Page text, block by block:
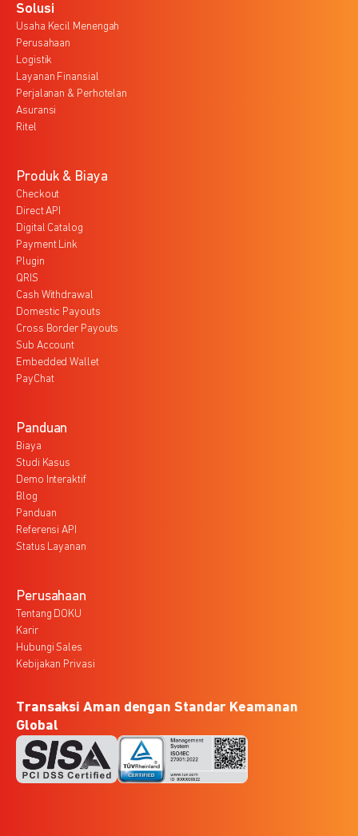
Solusi
Usaha Kecil Menengah
Perusahaan
Logistik
Layanan Finansial
Perjalanan & Perhotelan
Asuransi
Ritel
Produk & Biaya
Checkout
Direct API
Digital Catalog
Payment Link
Plugin
QRIS
Cash Withdrawal
Domestic Payouts
Cross Border Payouts
Sub Account
Embedded Wallet
PayChat
Panduan
Biaya
Studi Kasus
Demo Interaktif
Blog
Panduan
Referensi API
Status Layanan
Perusahaan
Tentang DOKU
Karir
Hubungi Sales
Kebijakan Privasi
Transaksi Aman dengan Standar Keamanan
Global